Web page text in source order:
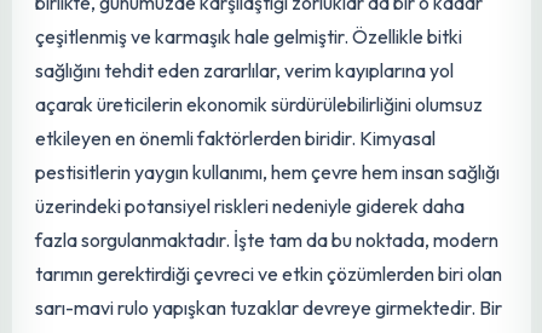
D eğerli üreticiler, tarım sektörü, çağlar boyunca
insanlığın temel gıda ihtiyacını karşılamakla
birlikte, günümüzde karşılaştığı zorluklar da bir o kadar
çeşitlenmiş ve karmaşık hale gelmiştir. Özellikle bitki
sağlığını tehdit eden zararlılar, verim kayıplarına yol
açarak üreticilerin ekonomik sürdürülebilirliğini olumsuz
etkileyen en önemli faktörlerden biridir. Kimyasal
pestisitlerin yaygın kullanımı, hem çevre hem insan sağlığı
üzerindeki potansiyel riskleri nedeniyle giderek daha